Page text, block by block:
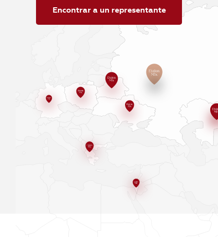
Encontrar a un representante